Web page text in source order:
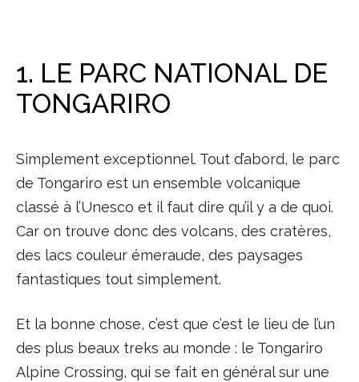
1. LE PARC NATIONAL DE
TONGARIRO
Simplement exceptionnel. Tout d’abord, le parc
de Tongariro est un ensemble volcanique
classé à l’Unesco et il faut dire qu’il y a de quoi.
Car on trouve donc des volcans, des cratères,
des lacs couleur émeraude, des paysages
fantastiques tout simplement.
Et la bonne chose, c’est que c’est le lieu de l’un
des plus beaux treks au monde : le Tongariro
Alpine Crossing, qui se fait en général sur une